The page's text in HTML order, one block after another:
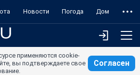
Новости Погода Дом
применяются cookie-
вы подтверждаете свое
Согласен